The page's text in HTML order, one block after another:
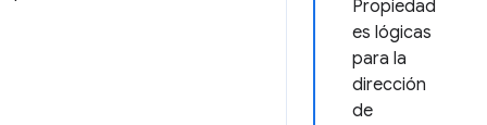
Propiedad
es lógicas
para la
dirección
de